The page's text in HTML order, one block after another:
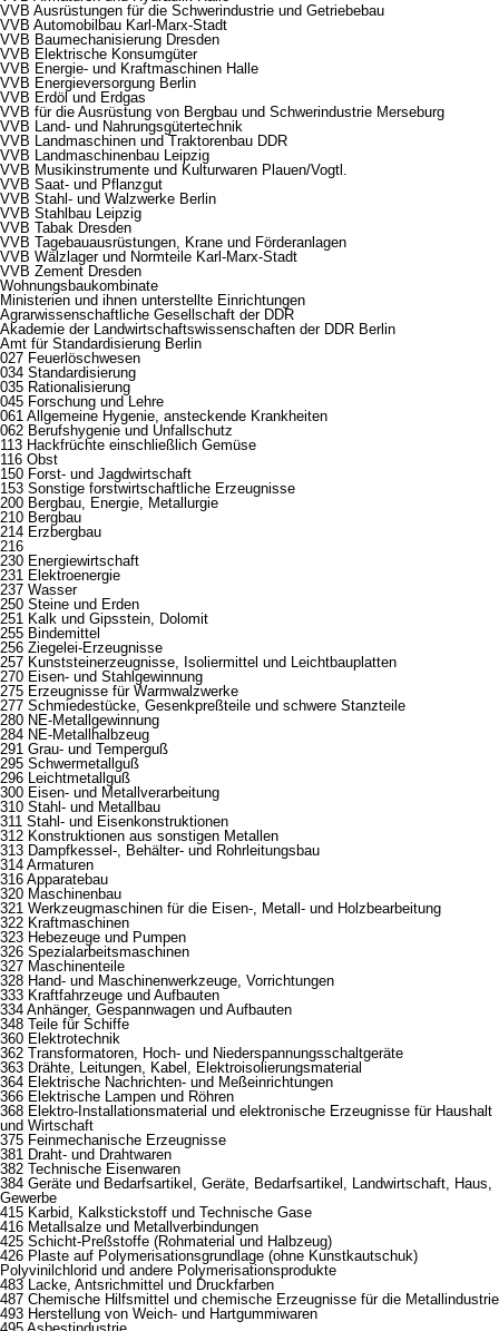
VVB Ausrüstungen für die Schwerindustrie und Getriebebau
VVB Automobilbau Karl-Marx-Stadt
VVB Baumechanisierung Dresden
VVB Elektrische Konsumgüter
VVB Energie- und Kraftmaschinen Halle
VVB Energieversorgung Berlin
VVB Erdöl und Erdgas
VVB für die Ausrüstung von Bergbau und Schwerindustrie Merseburg
VVB Land- und Nahrungsgütertechnik
VVB Landmaschinen und Traktorenbau DDR
VVB Landmaschinenbau Leipzig
VVB Musikinstrumente und Kulturwaren Plauen/Vogtl.
VVB Saat- und Pflanzgut
VVB Stahl- und Walzwerke Berlin
VVB Stahlbau Leipzig
VVB Tabak Dresden
VVB Tagebauausrüstungen, Krane und Förderanlagen
VVB Wälzlager und Normteile Karl-Marx-Stadt
VVB Zement Dresden
Wohnungsbaukombinate
Ministerien und ihnen unterstellte Einrichtungen
Agrarwissenschaftliche Gesellschaft der DDR
Akademie der Landwirtschaftswissenschaften der DDR Berlin
Amt für Standardisierung Berlin
027 Feuerlöschwesen
034 Standardisierung
035 Rationalisierung
045 Forschung und Lehre
061 Allgemeine Hygenie, ansteckende Krankheiten
062 Berufshygenie und Unfallschutz
113 Hackfrüchte einschließlich Gemüse
116 Obst
150 Forst- und Jagdwirtschaft
153 Sonstige forstwirtschaftliche Erzeugnisse
200 Bergbau, Energie, Metallurgie
210 Bergbau
214 Erzbergbau
216
230 Energiewirtschaft
231 Elektroenergie
237 Wasser
250 Steine und Erden
251 Kalk und Gipsstein, Dolomit
255 Bindemittel
256 Ziegelei-Erzeugnisse
257 Kunststeinerzeugnisse, Isoliermittel und Leichtbauplatten
270 Eisen- und Stahlgewinnung
275 Erzeugnisse für Warmwalzwerke
277 Schmiedestücke, Gesenkpreßteile und schwere Stanzteile
280 NE-Metallgewinnung
284 NE-Metallhalbzeug
291 Grau- und Temperguß
295 Schwermetallguß
296 Leichtmetallguß
300 Eisen- und Metallverarbeitung
310 Stahl- und Metallbau
311 Stahl- und Eisenkonstruktionen
312 Konstruktionen aus sonstigen Metallen
313 Dampfkessel-, Behälter- und Rohrleitungsbau
314 Armaturen
316 Apparatebau
320 Maschinenbau
321 Werkzeugmaschinen für die Eisen-, Metall- und Holzbearbeitung
322 Kraftmaschinen
323 Hebezeuge und Pumpen
326 Spezialarbeitsmaschinen
327 Maschinenteile
328 Hand- und Maschinenwerkzeuge, Vorrichtungen
333 Kraftfahrzeuge und Aufbauten
334 Anhänger, Gespannwagen und Aufbauten
348 Teile für Schiffe
360 Elektrotechnik
362 Transformatoren, Hoch- und Niederspannungsschaltgeräte
363 Drähte, Leitungen, Kabel, Elektroisolierungsmaterial
364 Elektrische Nachrichten- und Meßeinrichtungen
366 Elektrische Lampen und Röhren
368 Elektro-Installationsmaterial und elektronische Erzeugnisse für Haushalt
und Wirtschaft
375 Feinmechanische Erzeugnisse
381 Draht- und Drahtwaren
382 Technische Eisenwaren
384 Geräte und Bedarfsartikel, Geräte, Bedarfsartikel, Landwirtschaft, Haus,
Gewerbe
415 Karbid, Kalkstickstoff und Technische Gase
416 Metallsalze und Metallverbindungen
425 Schicht-Preßstoffe (Rohmaterial und Halbzeug)
426 Plaste auf Polymerisationsgrundlage (ohne Kunstkautschuk)
Polyvinilchlorid und andere Polymerisationsprodukte
483 Lacke, Antsrichmittel und Druckfarben
487 Chemische Hilfsmittel und chemische Erzeugnisse für die Metallindustrie
493 Herstellung von Weich- und Hartgummiwaren